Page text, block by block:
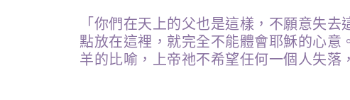
「你們在天上的父也是這樣，不願意失
點放在這裡，就完全不能體會耶穌的心
羊的比喻，上帝祂不希望任何一個人失落